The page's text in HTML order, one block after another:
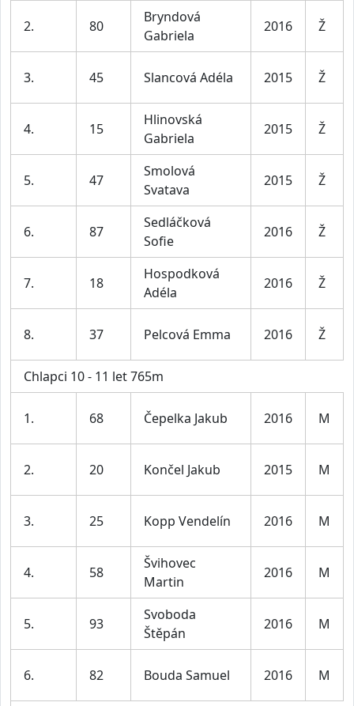
2. 80
Bryndová
Gabriela
2016 Ž
3. 45 Slancová Adéla 2015 Ž
4. 15
Hlinovská
Gabriela
2015 Ž
5. 47
Smolová
Svatava
2015 Ž
6. 87
Sedláčková
Sofie
2016 Ž
7. 18
Hospodková
Adéla
2016 Ž
8. 37 Pelcová Emma 2016 Ž
Chlapci 10 - 11 let 765m
1. 68 Čepelka Jakub 2016 M
2. 20 Končel Jakub 2015 M
3. 25 Kopp Vendelín 2016 M
4. 58
Švihovec
Martin
2016 M
5. 93
Svoboda
Štěpán
2016 M
6. 82 Bouda Samuel 2016 M